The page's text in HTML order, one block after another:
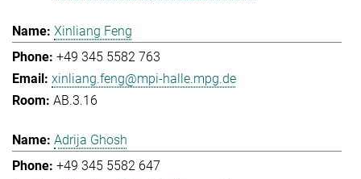
Xinliang Feng
+49 345 5582 763
xinliang.feng@mpi-halle.mpg.de
AB.3.16
Adrija Ghosh
+49 345 5582 647